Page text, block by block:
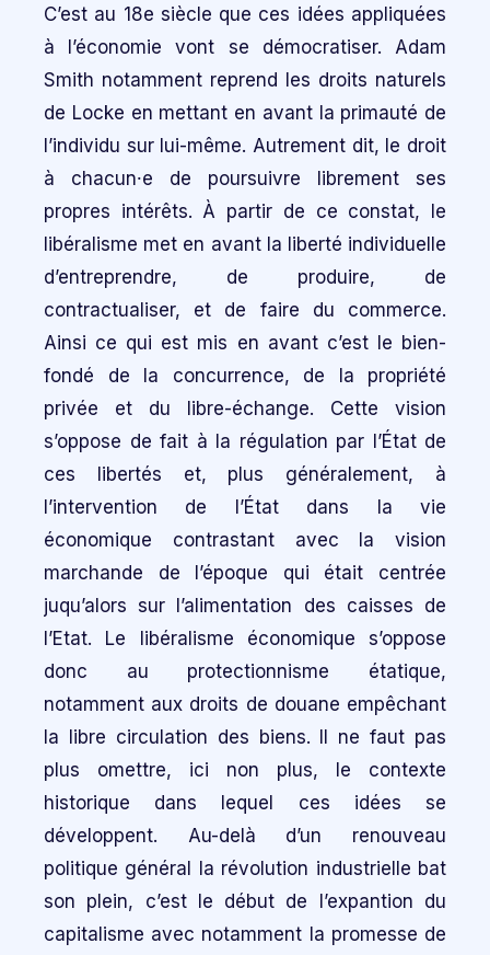
C’est au 18e siècle que ces idées appliquées
à l’économie vont se démocratiser. Adam
Smith notamment reprend les droits naturels
de Locke en mettant en avant la primauté de
l’individu sur lui-même. Autrement dit, le droit
à chacun⸱e de poursuivre librement ses
propres intérêts. À partir de ce constat, le
libéralisme met en avant la liberté individuelle
d’entreprendre, de produire, de
contractualiser, et de faire du commerce.
Ainsi ce qui est mis en avant c’est le bien-
fondé de la concurrence, de la propriété
privée et du libre-échange. Cette vision
s’oppose de fait à la régulation par l’État de
ces libertés et, plus généralement, à
l’intervention de l’État dans la vie
économique contrastant avec la vision
marchande de l’époque qui était centrée
juqu’alors sur l’alimentation des caisses de
l’Etat. Le libéralisme économique s’oppose
donc au protectionnisme étatique,
notamment aux droits de douane empêchant
la libre circulation des biens. Il ne faut pas
plus omettre, ici non plus, le contexte
historique dans lequel ces idées se
développent. Au-delà d’un renouveau
politique général la révolution industrielle bat
son plein, c’est le début de l’expantion du
capitalisme avec notamment la promesse de